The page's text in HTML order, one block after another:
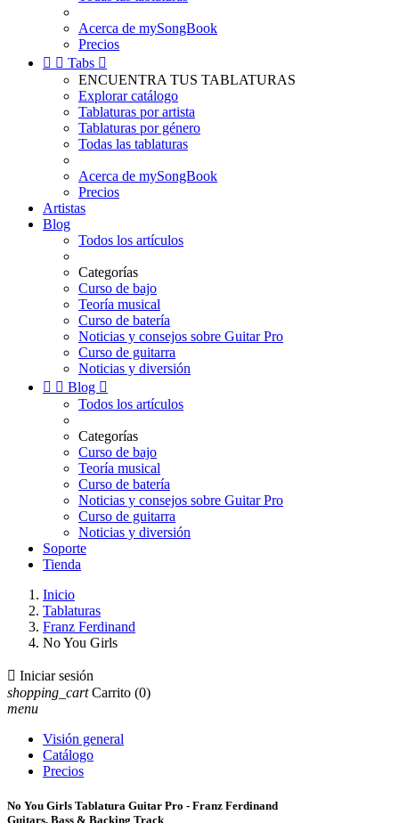
Acerca de mySongBook
Precios
  Tabs 
ENCUENTRA TUS TABLATURAS
Explorar catálogo
Tablaturas por artista
Tablaturas por género
Todas las tablaturas
Acerca de mySongBook
Precios
Artistas
Blog
Todos los artículos
Categorías
Curso de bajo
Teoría musical
Curso de batería
Noticias y consejos sobre Guitar Pro
Curso de guitarra
Noticias y diversión
  Blog 
Todos los artículos
Categorías
Curso de bajo
Teoría musical
Curso de batería
Noticias y consejos sobre Guitar Pro
Curso de guitarra
Noticias y diversión
Soporte
Tienda
Inicio
Tablaturas
Franz Ferdinand
No You Girls
 Iniciar sesión
shopping_cart Carrito (0)
menu
Visión general
Catálogo
Precios
No You Girls Tablatura Guitar Pro - Franz Ferdinand
Guitars, Bass & Backing Track